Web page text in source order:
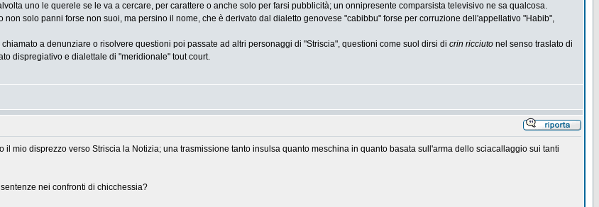
uno le querele se le va a cercare, per carattere o anche solo per farsi pubblicità; un onnipresente comparsista televisivo ne sa qualcosa.
non solo panni forse non suoi, ma persino il nome, che è derivato dal dialetto genovese "cabibbu" forse per corruzione dell'appellativo "Habib",
a denunziare o risolvere questioni poi passate ad altri personaggi di "Striscia", questioni come suol dirsi di crin ricciuto nel senso traslato di
dispregiativo e dialettale di "meridionale" tout court.
il mio disprezzo verso Striscia la Notizia; una trasmissione tanto insulsa quanto meschina in quanto basata sull'arma dello sciacallaggio sui tanti
nei confronti di chicchessia?